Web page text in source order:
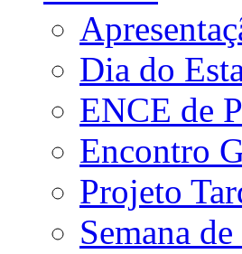
Dia do
ENCE de
Encontro
Projeto
Semana